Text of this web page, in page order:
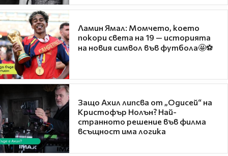
Ламин Ямал: Момчето, което
покори света на 19 — историята
на новия символ във футбола🤩⚽
Защо Ахил липсва от „Одисей“ на
Кристофър Нолън? Най-
странното решение във филма
всъщност има логика